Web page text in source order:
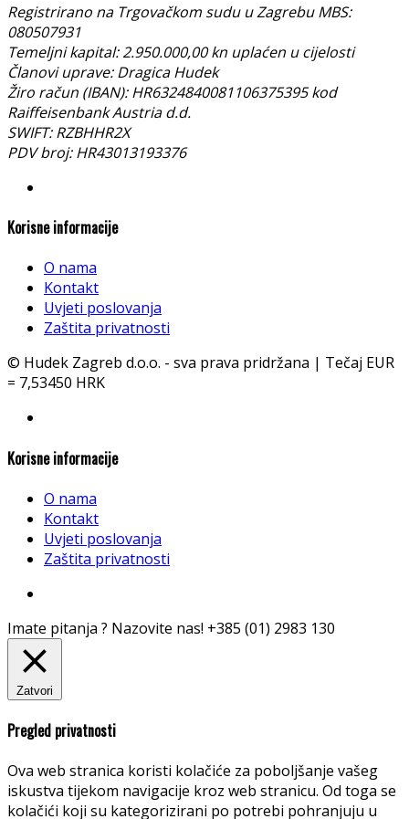
Registrirano na Trgovačkom sudu u Zagrebu MBS:
080507931
Temeljni kapital: 2.950.000,00 kn uplaćen u cijelosti
Članovi uprave: Dragica Hudek
Žiro račun (IBAN): HR6324840081106375395 kod
Raiffeisenbank Austria d.d.
SWIFT: RZBHHR2X
PDV broj: HR43013193376
Korisne informacije
O nama
Kontakt
Uvjeti poslovanja
Zaštita privatnosti
© Hudek Zagreb d.o.o. - sva prava pridržana | Tečaj EUR
= 7,53450 HRK
Korisne informacije
O nama
Kontakt
Uvjeti poslovanja
Zaštita privatnosti
Imate pitanja ? Nazovite nas! +385 (01) 2983 130
Zatvori
Pregled privatnosti
Ova web stranica koristi kolačiće za poboljšanje vašeg
iskustva tijekom navigacije kroz web stranicu. Od toga se
kolačići koji su kategorizirani po potrebi pohranjuju u